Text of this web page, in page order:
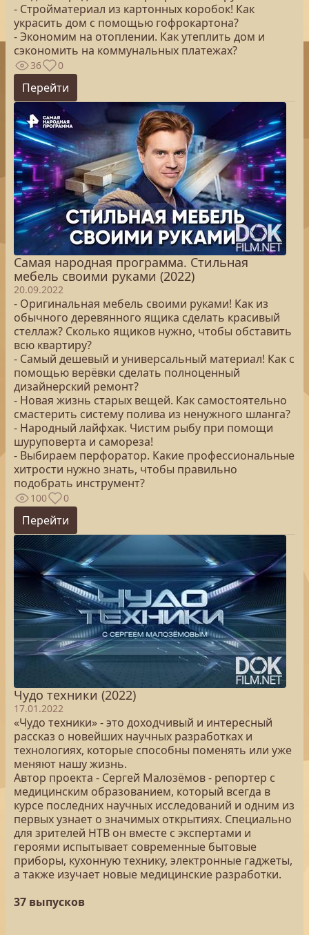
- Стройматериал из картонных коробок! Как
украсить дом с помощью гофрокартона?
- Экономим на отоплении. Как утеплить дом и
сэкономить на коммунальных платежах?
36 0
Перейти
Самая народная программа. Стильная
мебель своими руками (2022)
20.09.2022
- Оригинальная мебель своими руками! Как из
обычного деревянного ящика сделать красивый
стеллаж? Сколько ящиков нужно, чтобы обставить
всю квартиру?
- Самый дешевый и универсальный материал! Как с
помощью верёвки сделать полноценный
дизайнерский ремонт?
- Новая жизнь старых вещей. Как самостоятельно
смастерить систему полива из ненужного шланга?
- Народный лайфхак. Чистим рыбу при помощи
шуруповерта и самореза!
- Выбираем перфоратор. Какие профессиональные
хитрости нужно знать, чтобы правильно
подобрать инструмент?
100 0
Перейти
Чудо техники (2022)
17.01.2022
«Чудо техники» - это доходчивый и интересный
рассказ о новейших научных разработках и
технологиях, которые способны поменять или уже
меняют нашу жизнь.
Автор проекта - Сергей Малозёмов - репортер с
медицинским образованием, который всегда в
курсе последних научных исследований и одним из
первых узнает о значимых открытиях. Специально
для зрителей НТВ он вместе с экспертами и
героями испытывает современные бытовые
приборы, кухонную технику, электронные гаджеты,
а также изучает новые медицинские разработки.
37 выпусков